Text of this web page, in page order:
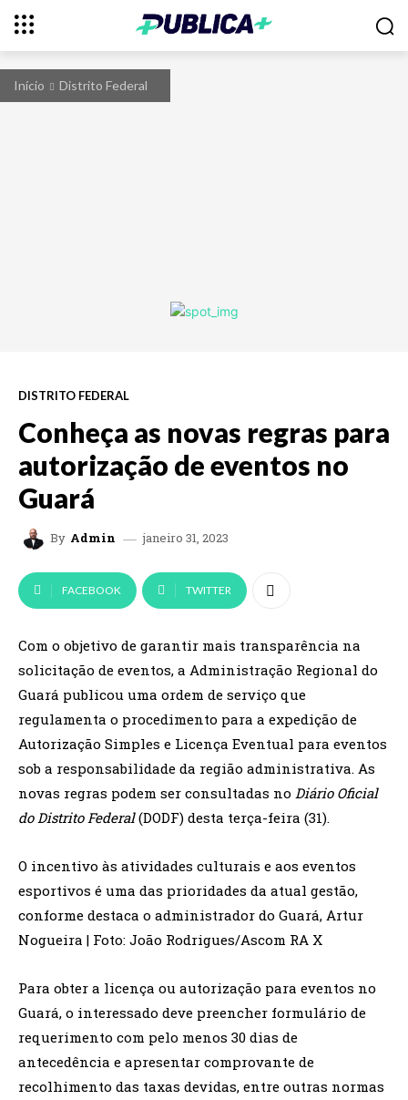
Início Distrito Federal
DISTRITO FEDERAL
Conheça as novas regras para
autorização de eventos no
Guará
By Admin janeiro 31, 2023
FACEBOOK TWITTER
Com o objetivo de garantir mais transparência na
solicitação de eventos, a Administração Regional do
Guará publicou uma ordem de serviço que
regulamenta o procedimento para a expedição de
Autorização Simples e Licença Eventual para eventos
sob a responsabilidade da região administrativa. As
novas regras podem ser consultadas no Diário Oficial
do Distrito Federal(DODF) desta terça-feira (31).
O incentivo às atividades culturais e aos eventos
esportivos é uma das prioridades da atual gestão,
conforme destaca o administrador do Guará, Artur
Nogueira | Foto: João Rodrigues/Ascom RA X
Para obter a licença ou autorização para eventos no
Guará, o interessado deve preencher formulário de
requerimento com pelo menos 30 dias de
antecedência e apresentar comprovante de
recolhimento das taxas devidas, entre outras normas